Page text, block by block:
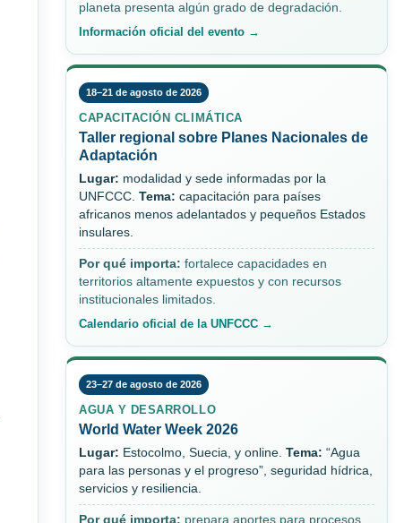
planeta presenta algún grado de degradación.
Información oficial del evento →
18–21 de agosto de 2026
CAPACITACIÓN CLIMÁTICA
Taller regional sobre Planes Nacionales de
Adaptación
Lugar: modalidad y sede informadas por la
UNFCCC. Tema: capacitación para países
africanos menos adelantados y pequeños Estados
insulares.
Por qué importa: fortalece capacidades en
territorios altamente expuestos y con recursos
institucionales limitados.
Calendario oficial de la UNFCCC →
23–27 de agosto de 2026
AGUA Y DESARROLLO
World Water Week 2026
Lugar: Estocolmo, Suecia, y online. Tema: “Agua
para las personas y el progreso”, seguridad hídrica,
servicios y resiliencia.
Por qué importa: prepara aportes para procesos